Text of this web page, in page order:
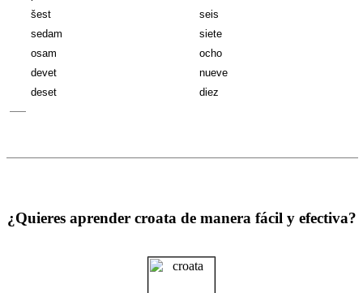
šest
seis
sedam
siete
osam
ocho
devet
nueve
deset
diez
¿Quieres aprender croata de manera fácil y efectiva?